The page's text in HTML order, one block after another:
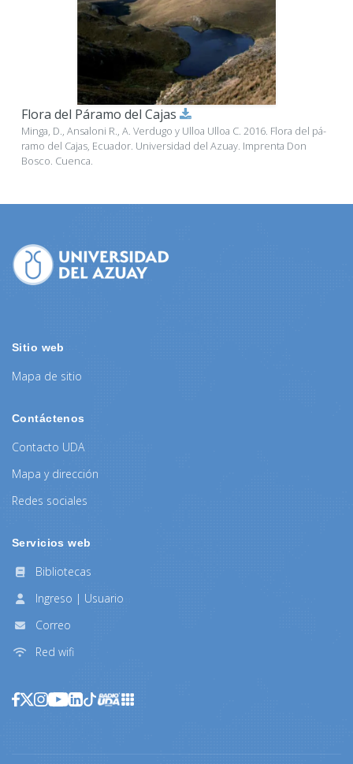
Flora del Páramo del Cajas
Minga, D., Ansaloni R., A. Verdugo y Ulloa Ulloa C. 2016. Flora del pá-
ramo del Cajas, Ecuador. Universidad del Azuay. Imprenta Don
Bosco. Cuenca.
Sitio web
Mapa de sitio
Contáctenos
Contacto UDA
Mapa y dirección
Redes sociales
Servicios web
Bibliotecas
Ingreso | Usuario
Correo
Red wifi